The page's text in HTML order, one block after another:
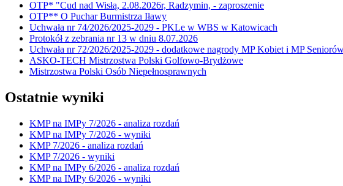
OTP* "Cud nad Wisłą, 2.08.2026r, Radzymin, - zaproszenie
OTP** O Puchar Burmistrza Iławy
Uchwała nr 74/2026/2025-2029 - PKLe w WBS w Katowicach
Protokół z zebrania nr 13 w dniu 8.07.2026
Uchwała nr 72/2026/2025-2029 - dodatkowe nagrody MP Kobiet i MP
ASKO-TECH Mistrzostwa Polski Golfowo-Brydżowe
Mistrzostwa Polski Osób Niepełnosprawnych
Ostatnie wyniki
KMP na IMPy 7/2026 - analiza rozdań
KMP na IMPy 7/2026 - wyniki
KMP 7/2026 - analiza rozdań
KMP 7/2026 - wyniki
KMP na IMPy 6/2026 - analiza rozdań
KMP na IMPy 6/2026 - wyniki